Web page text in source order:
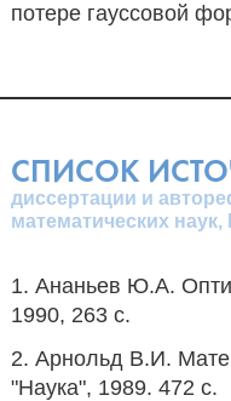
потере гауссовой
СПИСОК
диссертации и
математических
1. Ананьев Ю.А.
1990, 263 с.
2. Арнольд В.И.
"Наука", 1989. 472 с.